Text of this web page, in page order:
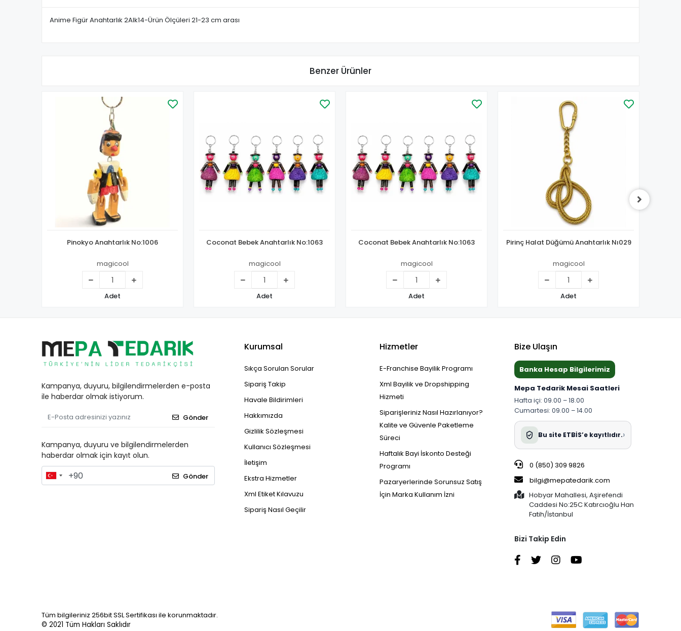
Anime Figür Anahtarlık 2Alk14-Ürün Ölçüleri 21-23 cm arası
Benzer Ürünler
Pinokyo Anahtarlık No:1006
magicool
Adet
Coconat Bebek Anahtarlık No:1063
magicool
Adet
Coconat Bebek Anahtarlık No:1063
magicool
Adet
Pirinç Halat Düğümü Anahtarlık Nı029
magicool
Adet
Kampanya, duyuru, bilgilendirmelerden e-posta
ile haberdar olmak istiyorum.
Gönder
Kampanya, duyuru ve bilgilendirmelerden
haberdar olmak için kayıt olun.
Gönder
Kurumsal
Sıkça Sorulan Sorular
Sipariş Takip
Havale Bildirimleri
Hakkımızda
Gizlilik Sözleşmesi
Kullanıcı Sözleşmesi
İletişim
Ekstra Hizmetler
Xml Etiket Kılavuzu
Sipariş Nasıl Geçilir
Hizmetler
E-Franchise Bayilik Programı
Xml Bayilik ve Dropshipping
Hizmeti
Siparişleriniz Nasıl Hazırlanıyor?
Kalite ve Güvenle Paketleme
Süreci
Haftalık Bayi İskonto Desteği
Programı
Pazaryerlerinde Sorunsuz Satış
İçin Marka Kullanım İzni
Bize Ulaşın
Banka Hesap Bilgilerimiz
Mepa Tedarik Mesai Saatleri
Hafta içi: 09.00 – 18.00
Cumartesi: 09.00 – 14.00
Bu site ETBİS’e kayıtlıdır.›
0 (850) 309 9826
bilgi@mepatedarik.com
Hobyar Mahallesi, Aşirefendi
Caddesi No:25C Katırcıoğlu Han
Fatih/İstanbul
Bizi Takip Edin
Tüm bilgileriniz 256bit SSL Sertifikası ile korunmaktadır.
© 2021 Tüm Hakları Saklıdır